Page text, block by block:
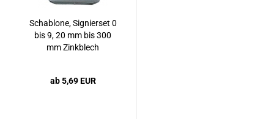
Schablone, Signierset 0
bis 9, 20 mm bis 300
mm Zinkblech
ab 5,69 EUR